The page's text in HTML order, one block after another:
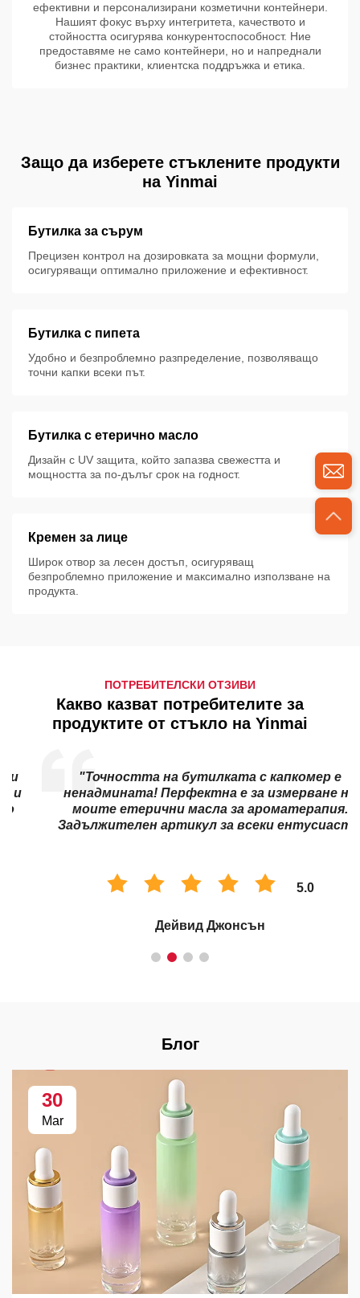
ефективни и персонализирани козметични контейнери.
Нашият фокус върху интегритета, качеството и
стойността осигурява конкурентоспособност. Ние
предоставяме не само контейнери, но и напреднали
бизнес практики, клиентска поддръжка и етика.
Защо да изберете стъклените продукти
на Yinmai
Бутилка за сърум
Прецизен контрол на дозировката за мощни формули,
осигуряващи оптимално приложение и ефективност.
Бутилка с пипета
Удобно и безпроблемно разпределение, позволяващо
точни капки всеки път.
Бутилка с етерично масло
Дизайн с UV защита, който запазва свежестта и
мощността за по-дълъг срок на годност.
Кремен за лице
Широк отвор за лесен достъп, осигуряващ
безпроблемно приложение и максимално използване на
продукта.
ПОТРЕБИТЕЛСКИ ОТЗИВИ
Какво казват потребителите за
продуктите от стъкло на Yinmai
"Точността на бутилката с капкомер е
ненадмината! Перфектна е за измерване на
моите етерични масла за ароматерапия.
Задължителен артикул за всеки ентусиаст."
5.0
Дейвид Джонсън
Блог
30
Mar